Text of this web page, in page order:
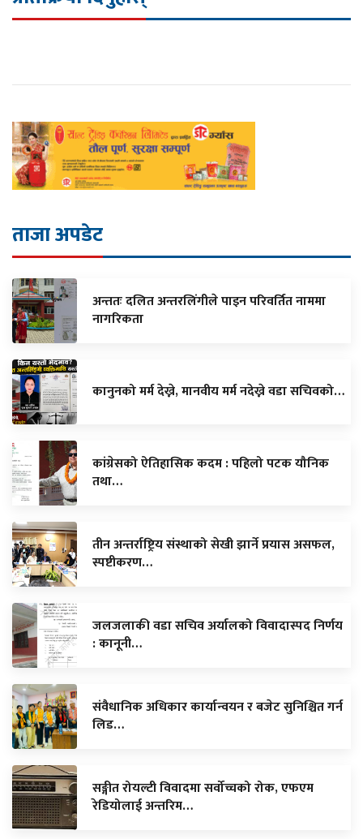
ताजा अपडेट
अन्ततः दलित अन्तरलिंगीले पाइन परिवर्तित नाममा
नागरिकता
कानुनको मर्म देख्ने, मानवीय मर्म नदेख्ने वडा सचिवको…
कांग्रेसको ऐतिहासिक कदम : पहिलो पटक यौनिक
तथा…
तीन अन्तर्राष्ट्रिय संस्थाको सेखी झार्ने प्रयास असफल,
स्पष्टीकरण…
जलजलाकी वडा सचिव अर्यालको विवादास्पद निर्णय
: कानूनी…
संवैधानिक अधिकार कार्यान्वयन र बजेट सुनिश्चित गर्न
लिड…
सङ्गीत रोयल्टी विवादमा सर्वोच्चको रोक, एफएम
रेडियोलाई अन्तरिम…